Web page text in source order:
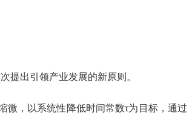
提出引领产业发展的新原则。
微，以系统性降低时间常数τ为目标，通过